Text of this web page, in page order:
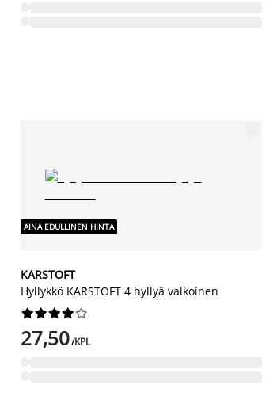
AINA EDULLINEN HINTA
KARSTOFT
Hyllykkö KARSTOFT 4 hyllyä valkoinen






27,50/KPL